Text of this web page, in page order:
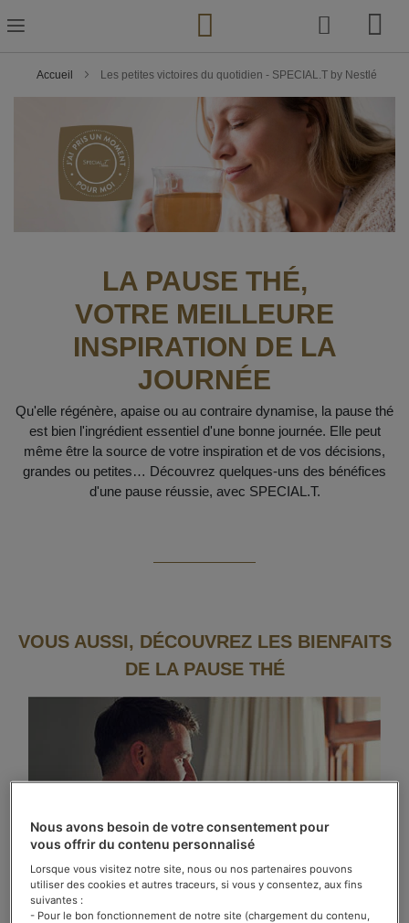
to
Content
Accueil Les petites victoires du quotidien - SPECIAL.T by Nestlé
LA PAUSE THÉ,
VOTRE MEILLEURE
INSPIRATION DE LA
JOURNÉE
Qu'elle régénère, apaise ou au contraire dynamise, la pause thé
est bien l'ingrédient essentiel d'une bonne journée. Elle peut
même être la source de votre inspiration et de vos décisions,
grandes ou petites… Découvrez quelques-uns des bénéfices
d'une pause réussie, avec SPECIAL.T.
VOUS AUSSI, DÉCOUVREZ LES BIENFAITS
DE LA PAUSE THÉ
Nous avons besoin de votre consentement pour
vous offrir du contenu personnalisé
Lorsque vous visitez notre site, nous ou nos partenaires pouvons
utiliser des cookies et autres traceurs, si vous y consentez, aux fins
suivantes :
- Pour le bon fonctionnement de notre site (chargement du contenu,